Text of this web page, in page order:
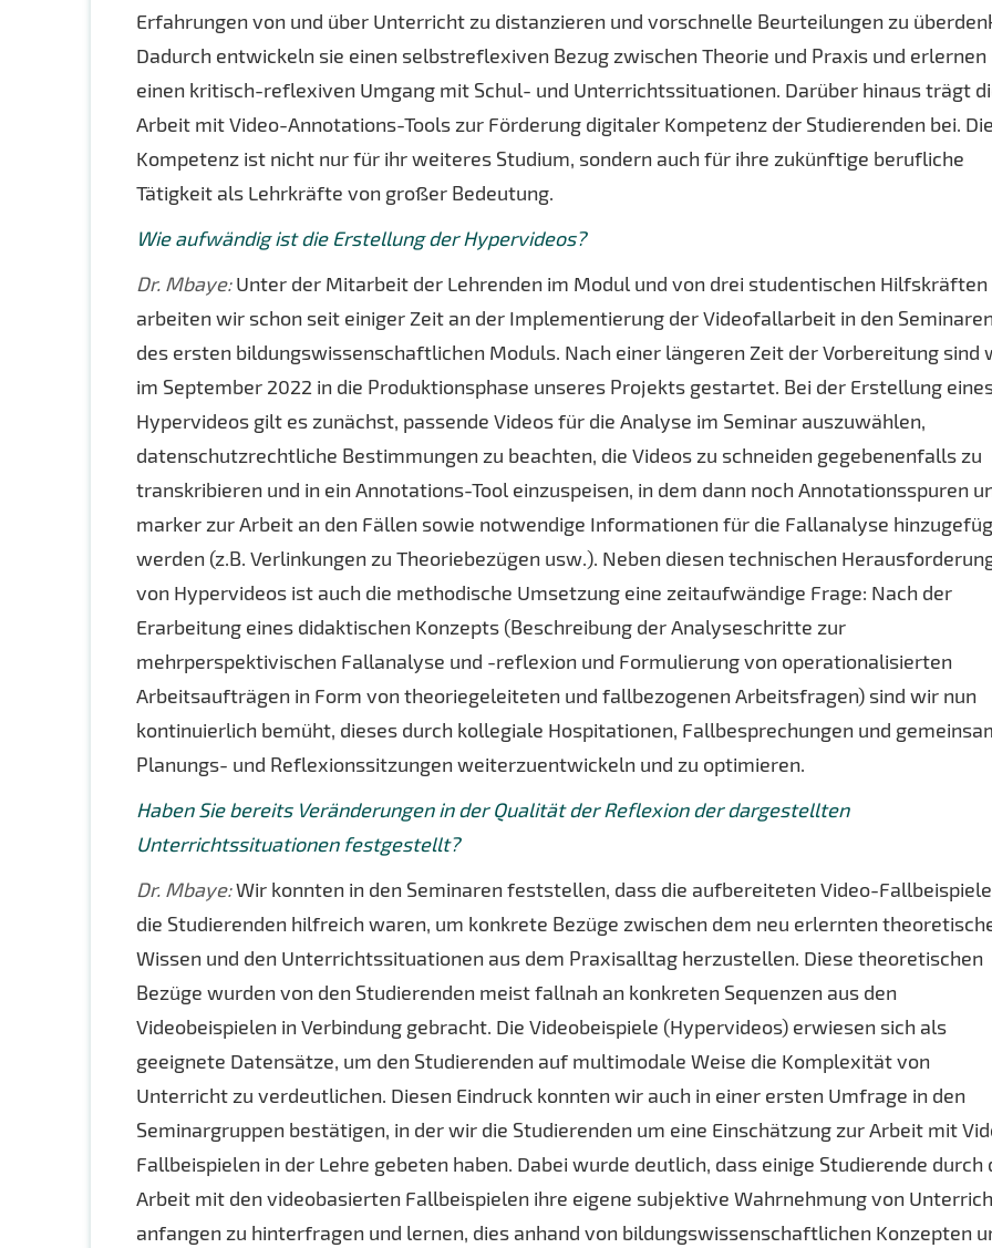
Erfahrungen von und über Unterricht zu distanzieren und vorschnelle Beurteilungen zu
Dadurch entwickeln sie einen selbstreflexiven Bezug zwischen Theorie und Praxis und erlernen
einen kritisch-reflexiven Umgang mit Schul- und Unterrichtssituationen. Darüber hinaus trägt
Arbeit mit Video-Annotations-Tools zur Förderung digitaler Kompetenz der Studierenden bei.
Kompetenz ist nicht nur für ihr weiteres Studium, sondern auch für ihre zukünftige berufliche
Tätigkeit als Lehrkräfte von großer Bedeutung.
Wie aufwändig ist die Erstellung der Hypervideos?
Dr. Mbaye:Unter der Mitarbeit der Lehrenden im Modul und von drei studentischen Hilfskräften
arbeiten wir schon seit einiger Zeit an der Implementierung der Videofallarbeit in den Seminaren
des ersten bildungswissenschaftlichen Moduls. Nach einer längeren Zeit der Vorbereitung sind
im September 2022 in die Produktionsphase unseres Projekts gestartet. Bei der Erstellung
Hypervideos gilt es zunächst, passende Videos für die Analyse im Seminar auszuwählen,
datenschutzrechtliche Bestimmungen zu beachten, die Videos zu schneiden gegebenenfalls zu
transkribieren und in ein Annotations-Tool einzuspeisen, in dem dann noch Annotationsspuren
marker zur Arbeit an den Fällen sowie notwendige Informationen für die Fallanalyse
werden (z.B. Verlinkungen zu Theoriebezügen usw.). Neben diesen technischen
von Hypervideos ist auch die methodische Umsetzung eine zeitaufwändige Frage: Nach der
Erarbeitung eines didaktischen Konzepts (Beschreibung der Analyseschritte zur
mehrperspektivischen Fallanalyse und -reflexion und Formulierung von operationalisierten
Arbeitsaufträgen in Form von theoriegeleiteten und fallbezogenen Arbeitsfragen) sind wir nun
kontinuierlich bemüht, dieses durch kollegiale Hospitationen, Fallbesprechungen und
Planungs- und Reflexionssitzungen weiterzuentwickeln und zu optimieren.
Haben Sie bereits Veränderungen in der Qualität der Reflexion der dargestellten
Unterrichtssituationen festgestellt?
Dr. Mbaye:Wir konnten in den Seminaren feststellen, dass die aufbereiteten Video-
die Studierenden hilfreich waren, um konkrete Bezüge zwischen dem neu erlernten
Wissen und den Unterrichtssituationen aus dem Praxisalltag herzustellen. Diese theoretischen
Bezüge wurden von den Studierenden meist fallnah an konkreten Sequenzen aus den
Videobeispielen in Verbindung gebracht. Die Videobeispiele (Hypervideos) erwiesen sich als
geeignete Datensätze, um den Studierenden auf multimodale Weise die Komplexität von
Unterricht zu verdeutlichen. Diesen Eindruck konnten wir auch in einer ersten Umfrage in den
Seminargruppen bestätigen, in der wir die Studierenden um eine Einschätzung zur Arbeit mit
Fallbeispielen in der Lehre gebeten haben. Dabei wurde deutlich, dass einige Studierende durch
Arbeit mit den videobasierten Fallbeispielen ihre eigene subjektive Wahrnehmung von
anfangen zu hinterfragen und lernen, dies anhand von bildungswissenschaftlichen Konzepten